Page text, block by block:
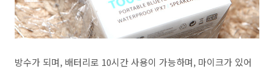
방수가 되며, 배터리로 10시간 사용이 가능하며, 마이크가 있어